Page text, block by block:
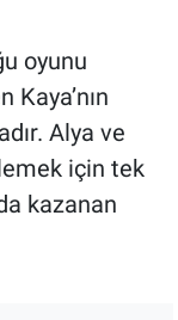
oyunu
Alya ve
için tek
kazanan